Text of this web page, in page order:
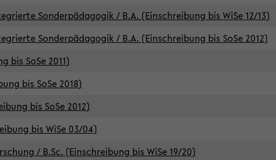
Sonderpädagogik / B.A. (Einschreibung bis WiSe 12/13)
Sonderpädagogik / B.A. (Einschreibung bis SoSe 2012)
bis SoSe 2011)
bis SoSe 2018)
bis SoSe 2012)
bis WiSe 03/04)
/ B.Sc. (Einschreibung bis WiSe 19/20)